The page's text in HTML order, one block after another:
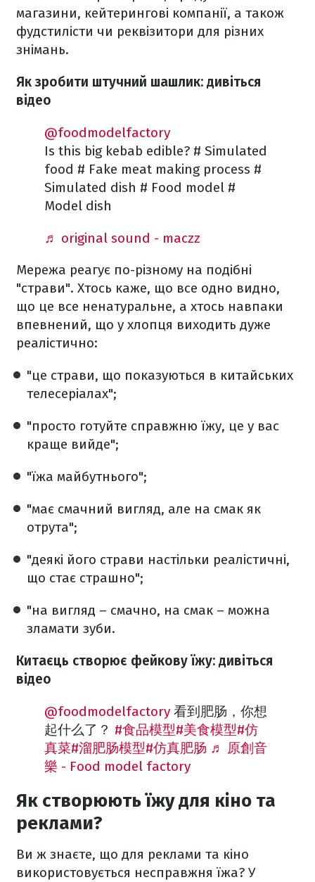
магазини, кейтерингові компанії, а також
фудстилісти чи реквізитори для різних
знімань.
Як зробити штучний шашлик: дивіться
відео
@foodmodelfactory
Is this big kebab edible? # Simulated
food # Fake meat making process #
Simulated dish # Food model #
Model dish
♬ original sound - maczz
Мережа реагує по-різному на подібні
"страви". Хтось каже, що все одно видно,
що це все ненатуральне, а хтось навпаки
впевнений, що у хлопця виходить дуже
реалістично:
"це страви, що показуються в китайських
телесеріалах";
"просто готуйте справжню їжу, це у вас
краще вийде";
"їжа майбутнього";
"має смачний вигляд, але на смак як
отрута";
"деякі його страви настільки реалістичні,
що стає страшно";
"на вигляд – смачно, на смак – можна
зламати зуби.
Китаєць створює фейкову їжу: дивіться
відео
@foodmodelfactory 看到肥肠，你想
起什么了？ #食品模型#美食模型#仿
真菜#溜肥肠模型#仿真肥肠 ♬ 原創音
樂 - Food model factory
Як створюють їжу для кіно та
реклами?
Ви ж знаєте, що для реклами та кіно
використовується несправжня їжа? У